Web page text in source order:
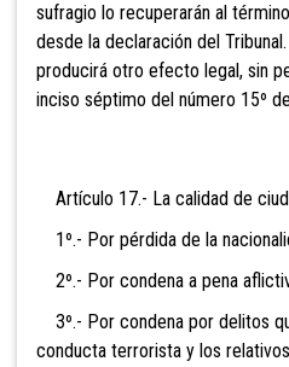
sufragio lo recuperarán al
desde la declaración del
producirá otro efecto legal, sin
inciso séptimo del número 15º
Artículo 17.- La calidad de
1º.- Por pérdida de la
2º.- Por condena a pena
3º.- Por condena por delitos
conducta terrorista y los